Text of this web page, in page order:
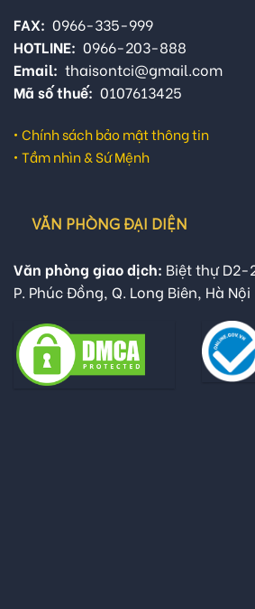
FAX: 0966-335-999
HOTLINE: 0966-203-888
Email: thaisontci@gmail.com
Mã số thuế: 0107613425
• Chính sách bảo mật thông tin
• Tầm nhìn & Sứ Mệnh
VĂN PHÒNG ĐẠI DIỆN
Văn phòng giao dịch: Biệt thự D2-
P. Phúc Đồng, Q. Long Biên, Hà Nội